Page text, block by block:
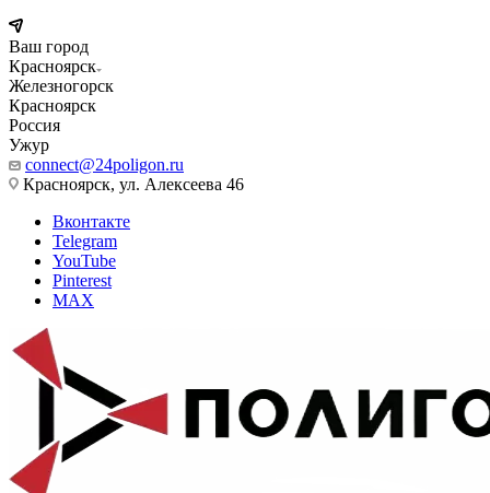
Ваш город
Красноярск
Железногорск
Красноярск
Россия
Ужур
connect@24poligon.ru
Красноярск, ул. Алексеева 46
Вконтакте
Telegram
YouTube
Pinterest
MAX